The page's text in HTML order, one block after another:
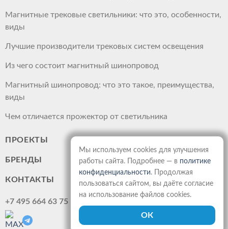
Магнитные трековые светильники: что это, особенности,
виды
Лучшие производители трековых систем освещения
Из чего состоит магнитный шинопровод
Магнитный шинопровод: что это такое, преимущества,
виды
Чем отличается прожектор от светильника
ПРОЕКТЫ
БРЕНДЫ
КОНТАКТЫ
+7 495 664 63 75
Мы используем cookies для улучшения
работы сайта. Подробнее — в политике
конфиденциальности. Продолжая
пользоваться сайтом, вы даёте согласие
на использование файлов cookies.